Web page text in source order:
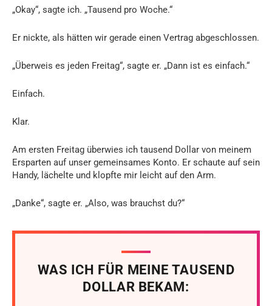
„Okay“, sagte ich. „Tausend pro Woche.“
Er nickte, als hätten wir gerade einen Vertrag abgeschlossen.
„Überweis es jeden Freitag“, sagte er. „Dann ist es einfach.“
Einfach.
Klar.
Am ersten Freitag überwies ich tausend Dollar von meinem
Ersparten auf unser gemeinsames Konto. Er schaute auf sein
Handy, lächelte und klopfte mir leicht auf den Arm.
„Danke“, sagte er. „Also, was brauchst du?“
WAS ICH FÜR MEINE TAUSEND
DOLLAR BEKAM: